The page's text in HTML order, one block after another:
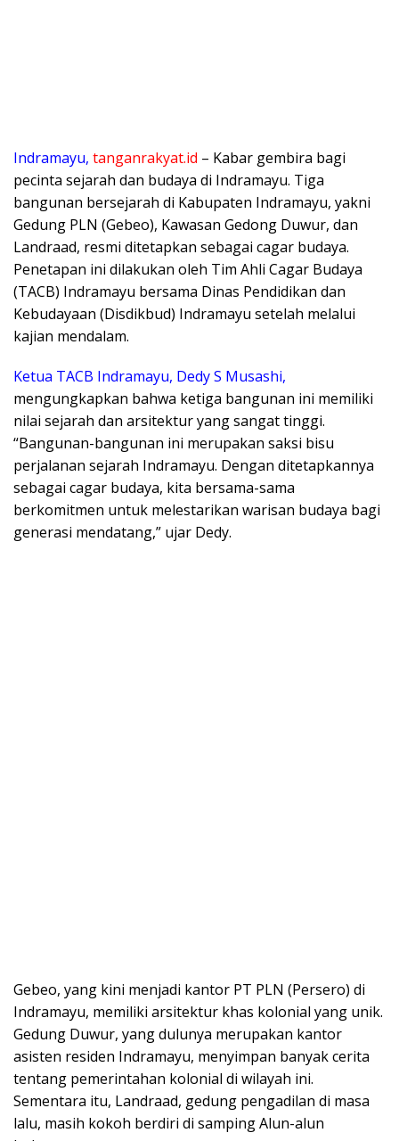
Indramayu, tanganrakyat.id – Kabar gembira bagi
pecinta sejarah dan budaya di Indramayu. Tiga
bangunan bersejarah di Kabupaten Indramayu, yakni
Gedung PLN (Gebeo), Kawasan Gedong Duwur, dan
Landraad, resmi ditetapkan sebagai cagar budaya.
Penetapan ini dilakukan oleh Tim Ahli Cagar Budaya
(TACB) Indramayu bersama Dinas Pendidikan dan
Kebudayaan (Disdikbud) Indramayu setelah melalui
kajian mendalam.
Ketua TACB Indramayu, Dedy S Musashi,
mengungkapkan bahwa ketiga bangunan ini memiliki
nilai sejarah dan arsitektur yang sangat tinggi.
“Bangunan-bangunan ini merupakan saksi bisu
perjalanan sejarah Indramayu. Dengan ditetapkannya
sebagai cagar budaya, kita bersama-sama
berkomitmen untuk melestarikan warisan budaya bagi
generasi mendatang,” ujar Dedy.
Gebeo, yang kini menjadi kantor PT PLN (Persero) di
Indramayu, memiliki arsitektur khas kolonial yang unik.
Gedung Duwur, yang dulunya merupakan kantor
asisten residen Indramayu, menyimpan banyak cerita
tentang pemerintahan kolonial di wilayah ini.
Sementara itu, Landraad, gedung pengadilan di masa
lalu, masih kokoh berdiri di samping Alun-alun